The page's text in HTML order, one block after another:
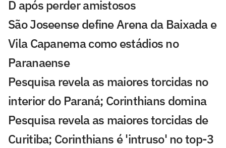
D após perder amistosos
São Joseense define Arena da Baixada e
Vila Capanema como estádios no
Paranaense
Pesquisa revela as maiores torcidas no
interior do Paraná; Corinthians domina
Pesquisa revela as maiores torcidas de
Curitiba; Corinthians é 'intruso' no top-3